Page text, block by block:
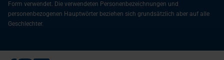
Form verwendet. Die verwendeten Personenbezeichnungen und
personenbezogenen Hauptwörter beziehen sich grundsätzlich aber auf alle
Geschlechter.